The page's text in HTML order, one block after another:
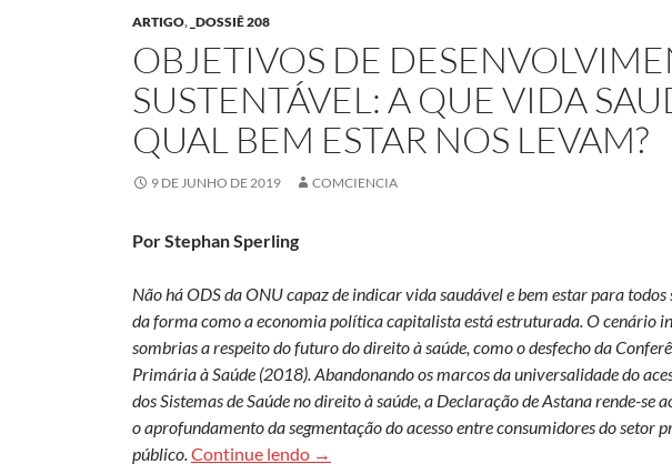
ARTIGO, _DOSSIÊ 208
OBJETIVOS DE
SUSTENTÁVEL: A QUE VIDA
QUAL BEM ESTAR NOS LEVAM?
9 DE JUNHO DE 2019 COMCIENCIA
Por Stephan Sperling
Não há ODS da ONU capaz de indicar vida saudável e bem estar para
da forma como a economia política capitalista está estruturada. O cenário
sombrias a respeito do futuro do direito à saúde, como o desfecho da
Primária à Saúde (2018). Abandonando os marcos da universalidade do
dos Sistemas de Saúde no direito à saúde, a Declaração de Astana rende-se
o aprofundamento da segmentação do acesso entre consumidores do setor
público. Continue lendo Objetivos de Desenvolvimento Sustentável: a
→